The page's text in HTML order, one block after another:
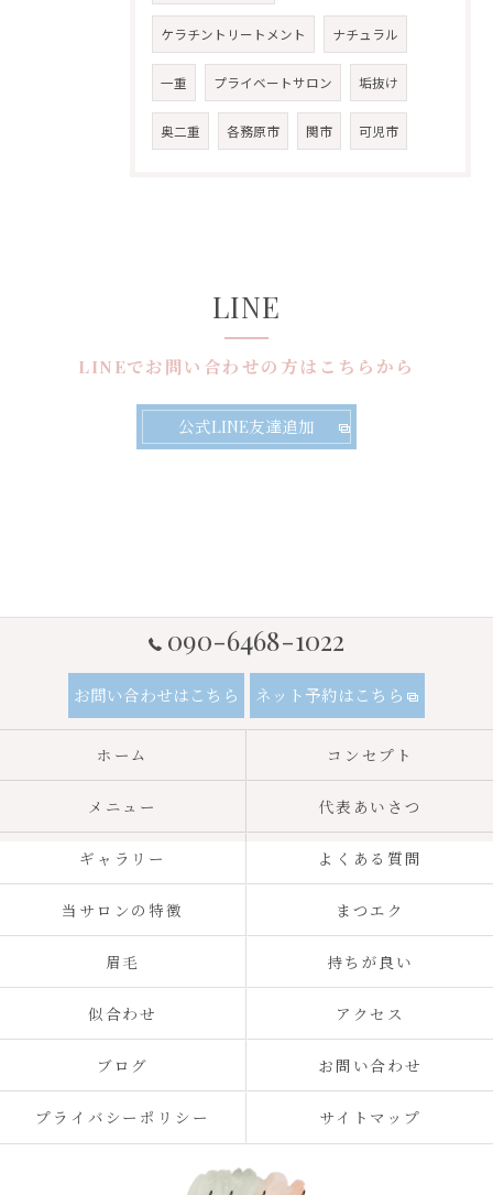
ケラチントリートメント ナチュラル
一重 プライベートサロン 垢抜け
奥二重 各務原市 関市 可児市
LINEでお問い合わせの方はこちらから
LINE
公式LINE友達追加
090-6468-1022
お問い合わせはこちら ネット予約はこちら
ホーム コンセプト
メニュー 代表あいさつ
ギャラリー よくある質問
当サロンの特徴 まつエク
眉毛 持ちが良い
似合わせ アクセス
ブログ お問い合わせ
プライバシーポリシー サイトマップ